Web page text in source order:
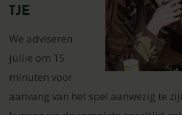
tje
We adviseren
jullie om 15
minuten voor
aanvang van het spel aanwezig te